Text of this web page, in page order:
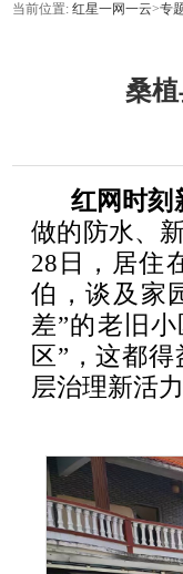
当前位置: 红星一网一云>专
桑
红网时刻
做的防水、
28日，居住
伯，谈及家
差”的老旧
区”，这都
层治理新活力